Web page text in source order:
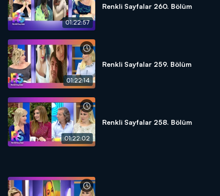
01:22:57
Renkli Sayfalar 260. Bölüm
01:22:14
Renkli Sayfalar 259. Bölüm
01:22:02
Renkli Sayfalar 258. Bölüm